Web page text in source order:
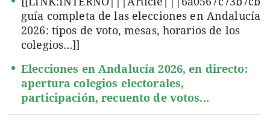
guía completa de las elecciones en Andalucía
2026: tipos de voto, mesas, horarios de los
colegios…]]
Elecciones en Andalucía 2026, en directo:
apertura colegios electorales,
participación, recuento de votos...